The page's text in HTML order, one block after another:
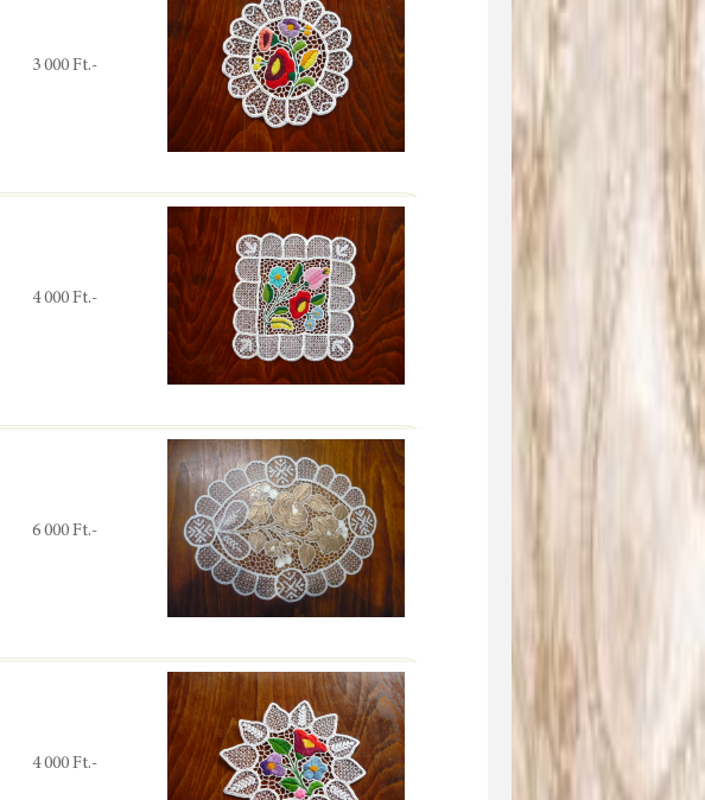
3 000 Ft.-
4 000 Ft.-
6 000 Ft.-
4 000 Ft.-